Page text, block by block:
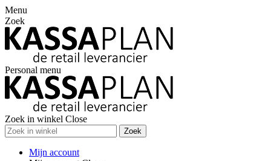
Menu
Zoek
Personal menu
Zoek in winkel Close
Zoek
Mijn account